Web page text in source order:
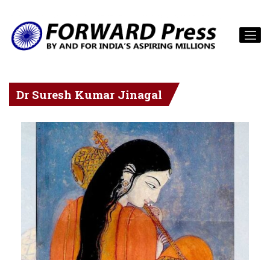
Dr Suresh Kumar Jinagal